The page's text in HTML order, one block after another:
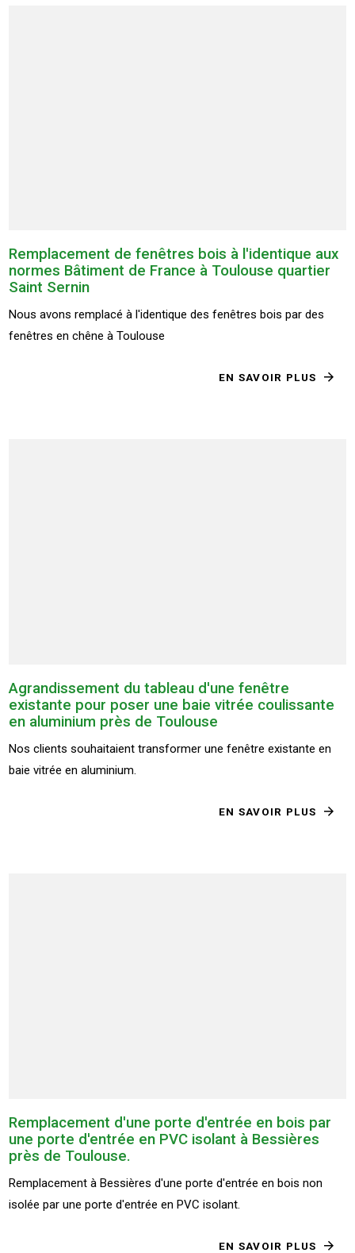
Remplacement de fenêtres bois à l'identique aux
normes Bâtiment de France à Toulouse quartier
Saint Sernin
Nous avons remplacé à l'identique des fenêtres bois par des
fenêtres en chêne à Toulouse
EN SAVOIR PLUS
Agrandissement du tableau d'une fenêtre
existante pour poser une baie vitrée coulissante
en aluminium près de Toulouse
Nos clients souhaitaient transformer une fenêtre existante en
baie vitrée en aluminium.
EN SAVOIR PLUS
Remplacement d'une porte d'entrée en bois par
une porte d'entrée en PVC isolant à Bessières
près de Toulouse.
Remplacement à Bessières d'une porte d'entrée en bois non
isolée par une porte d'entrée en PVC isolant.
EN SAVOIR PLUS